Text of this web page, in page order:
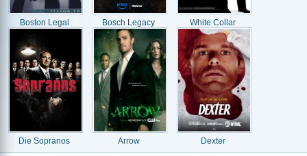
Boston Legal Bosch Legacy White Collar
Die Sopranos Arrow Dexter